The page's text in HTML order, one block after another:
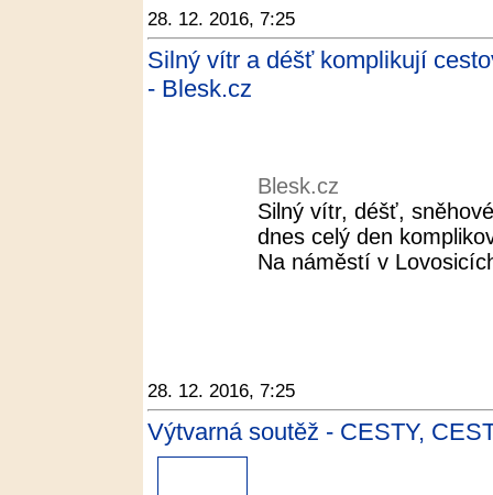
28. 12. 2016, 7:25
Silný vítr a déšť komplikují
- Blesk.cz
Blesk.cz
Silný vítr, déšť,
dnes celý den
Na náměstí v
28. 12. 2016, 7:25
Výtvarná soutěž - CESTY,